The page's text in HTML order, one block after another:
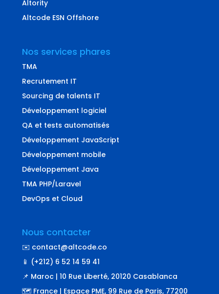
Altority
Altcode ESN Offshore
Nos services phares
TMA
Recrutement IT
Sourcing de talents IT
Développement logiciel
QA et tests automatisés
Développement JavaScript
Développement mobile
Développement Java
TMA PHP/Laravel
DevOps et Cloud
Nous contacter
✉️ contact@altcode.co
📱 (+212) 6 52 14 59 41
📌 Maroc | 10 Rue Liberté, 20120 Casablanca
🗺️ France | Espace PME, 99 Rue de Paris, 77200